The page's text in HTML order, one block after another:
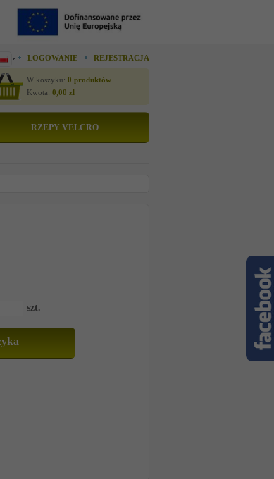
LOGOWANIE REJESTRACJA
W koszyku: 0 produktów
Kwota: 0,00 zł
RZEPY VELCRO
szt.